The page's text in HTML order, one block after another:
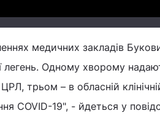
медичних закладів
легень. Одному хворому
трьом – в обласній
COVID-19", - йдеться у